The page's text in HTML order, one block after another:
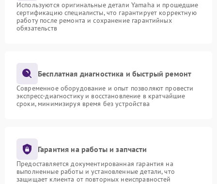
Используются оригинальные детали Yamaha и прошедшие
сертификацию специалисты, что гарантирует корректную
работу после ремонта и сохранение гарантийных
обязательств
Бесплатная диагностика и быстрый ремонт
Современное оборудование и опыт позволяют провести
экспресс-диагностику и восстановление в кратчайшие
сроки, минимизируя время без устройства
Гарантия на работы и запчасти
Предоставляется документированная гарантия на
выполненные работы и установленные детали, что
защищает клиента от повторных неисправностей